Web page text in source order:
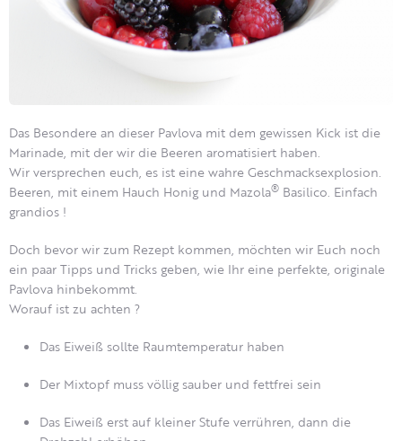
Das Besondere an dieser Pavlova mit dem gewissen Kick ist die
Marinade, mit der wir die Beeren aromatisiert haben.
Wir versprechen euch, es ist eine wahre Geschmacksexplosion.
Beeren, mit einem Hauch Honig und Mazola® Basilico. Einfach
grandios !
Doch bevor wir zum Rezept kommen, möchten wir Euch noch
ein paar Tipps und Tricks geben, wie Ihr eine perfekte, originale
Pavlova hinbekommt.
Worauf ist zu achten ?
Das Eiweiß sollte Raumtemperatur haben
Der Mixtopf muss völlig sauber und fettfrei sein
Das Eiweiß erst auf kleiner Stufe verrühren, dann die